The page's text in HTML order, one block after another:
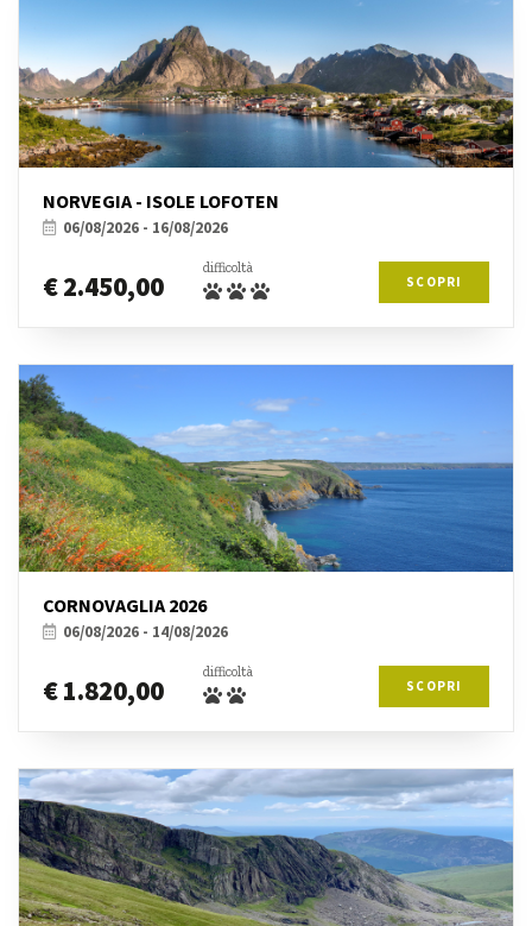
NORVEGIA - ISOLE LOFOTEN
06/08/2026 - 16/08/2026
€ 2.450,00
difficoltà
SCOPRI
CORNOVAGLIA 2026
06/08/2026 - 14/08/2026
€ 1.820,00
difficoltà
SCOPRI